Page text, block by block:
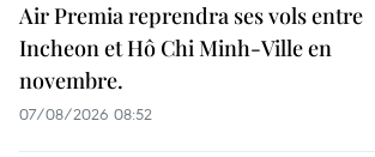
Air Premia reprendra ses vols entre
Incheon et Hô Chi Minh-Ville en
novembre.
07/08/2026 08:52